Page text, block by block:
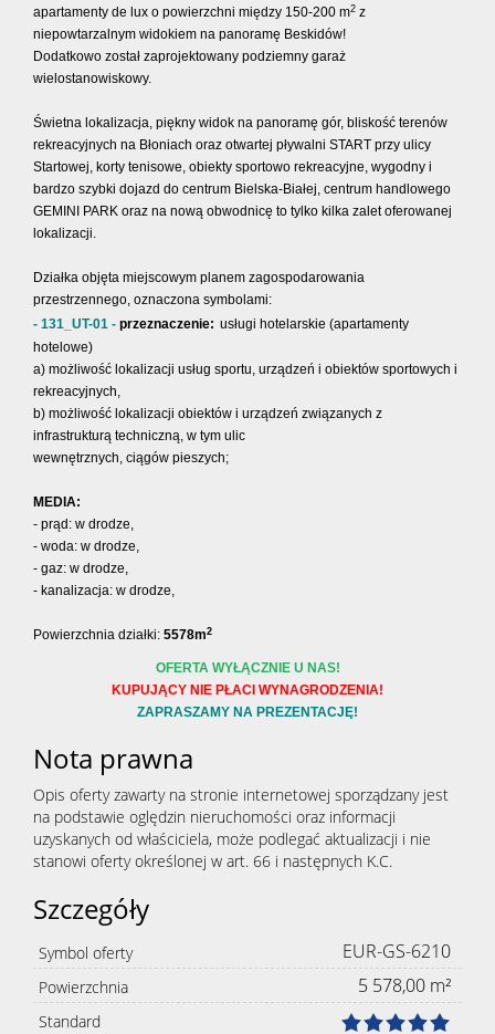
apartamenty de lux o powierzchni między 150-200 m2 z
niepowtarzalnym widokiem na panoramę Beskidów!
Dodatkowo został zaprojektowany podziemny garaż
wielostanowiskowy.
Świetna lokalizacja, piękny widok na panoramę gór, bliskość terenów
rekreacyjnych na Błoniach oraz otwartej pływalni START przy ulicy
Startowej, korty tenisowe, obiekty sportowo rekreacyjne, wygodny i
bardzo szybki dojazd do centrum Bielska-Białej, centrum handlowego
GEMINI PARK oraz na nową obwodnicę to tylko kilka zalet oferowanej
lokalizacji.
Działka objęta miejscowym planem zagospodarowania
przestrzennego, oznaczona symbolami:
- 131_UT-01 - przeznaczenie: usługi hotelarskie (apartamenty
hotelowe)
a) możliwość lokalizacji usług sportu, urządzeń i obiektów sportowych i
rekreacyjnych,
b) możliwość lokalizacji obiektów i urządzeń związanych z
infrastrukturą techniczną, w tym ulic
wewnętrznych, ciągów pieszych;
MEDIA:
- prąd: w drodze,
- woda: w drodze,
- gaz: w drodze,
- kanalizacja: w drodze,
Powierzchnia działki: 5578m2
OFERTA WYŁĄCZNIE U NAS!
KUPUJĄCY NIE PŁACI WYNAGRODZENIA!
ZAPRASZAMY NA PREZENTACJĘ!
Nota prawna
Opis oferty zawarty na stronie internetowej sporządzany jest
na podstawie oględzin nieruchomości oraz informacji
uzyskanych od właściciela, może podlegać aktualizacji i nie
stanowi oferty określonej w art. 66 i następnych K.C.
Szczegóły
Symbol oferty EUR-GS-6210
Powierzchnia 5 578,00 m²
Standard